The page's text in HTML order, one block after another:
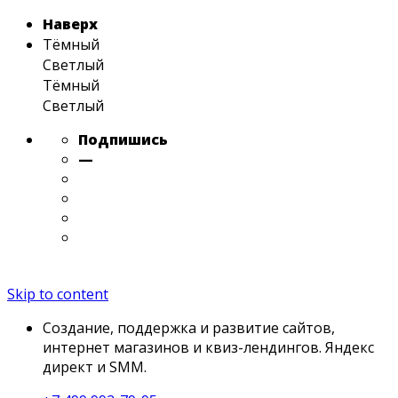
Наверх
Тёмный
Светлый
Тёмный
Светлый
Подпишись
—
Skip to content
Создание, поддержка и развитие сайтов,
интернет магазинов и квиз-лендингов. Яндекс
директ и SMM.